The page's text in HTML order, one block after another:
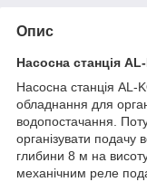
Опис
Насосна станція
Насосна станція
обладнання для
водопостачання.
організувати подачу
глибини 8 м на
механічним реле